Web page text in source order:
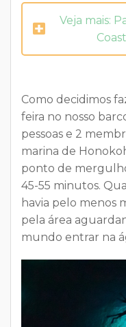
Veja mais:
Como decidimos
feira no nosso
pessoas e 2
marina de
ponto de
45-55 minutos.
havia pelo menos
pela área
mundo entrar na